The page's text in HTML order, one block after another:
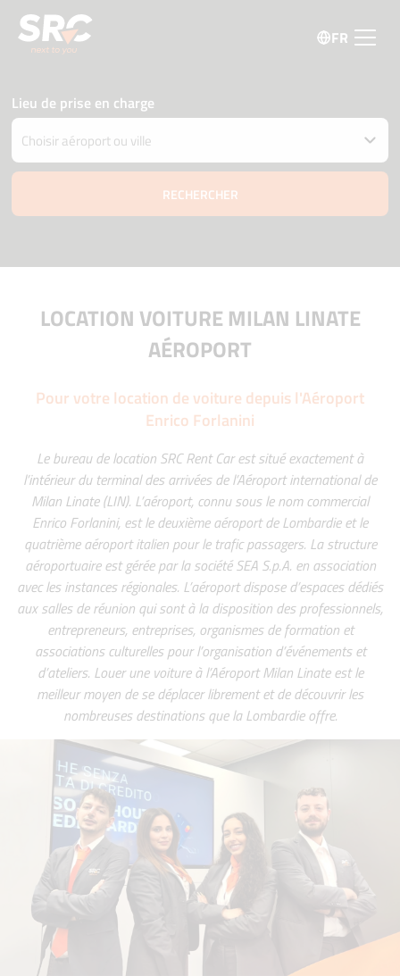
FR
Lieu de prise en charge
Restituer la voiture à un autre endroit
Date et heure de retrait et livraison
LOCATION VOITURE MILAN LINATE
AÉROPORT
Pour votre location de voiture depuis l'Aéroport
Enrico Forlanini
Le bureau de location SRC Rent Car est situé exactement à
l’intérieur du terminal des arrivées de l’Aéroport international de
Milan Linate (LIN). L’aéroport, connu sous le nom commercial
Enrico Forlanini, est le deuxième aéroport de Lombardie et le
quatrième aéroport italien pour le trafic passagers. La structure
aéroportuaire est gérée par la société SEA S.p.A. en association
avec les instances régionales. L’aéroport dispose d’espaces dédiés
aux salles de réunion qui sont à la disposition des professionnels,
entrepreneurs, entreprises, organismes de formation et
associations culturelles pour l’organisation d’événements et
d’ateliers. Louer une voiture à l’Aéroport Milan Linate est le
meilleur moyen de se déplacer librement et de découvrir les
nombreuses destinations que la Lombardie offre.